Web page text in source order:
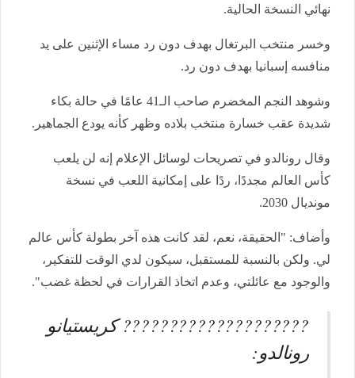
نهائي النسخة الحالية.
وخسر منتخب البرتغال بهدف دون رد مساء الإثنين على يد
منافسه إسبانيا بهدف دون رد.
وشوهد النجم المخضرم صاحب الـ41 عامًا في حالة بكاء
شديدة عقب خسارة منتخب بلاده وظهر كأنه يودع الجماهير.
وقال رونالدو في تصريحات لوسائل الإعلام إنه لن يلعب
كأس العالم مجددًا، ردًا على إمكانية اللعب في نسخة
مونديال 2030.
وأضاف: "الحقيقة، نعم، لقد كانت هذه آخر بطولة كأس عالم
لي. ولكن بالنسبة للمستقبل، سيكون لدي الوقت للتفكير،
والوجود مع عائلتي، وعدم اتخاذ القرارات في لحظة غضب".
????????????????️????️ كريستيانو
رونالدو: